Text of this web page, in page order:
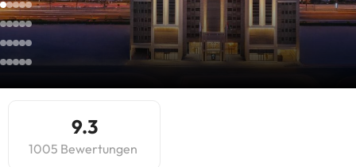
9.3
1005 Bewertungen